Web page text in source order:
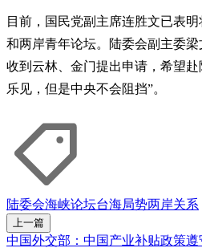
目前，国民党副主席连胜文已表
和两岸青年论坛。陆委会副主委
收到云林、金门提出申请，希望
乐见，但是中央不会阻挡”。
陆委会海峡论坛台海局势两岸关系
上一篇
中国外交部：中国产业补贴政策遵